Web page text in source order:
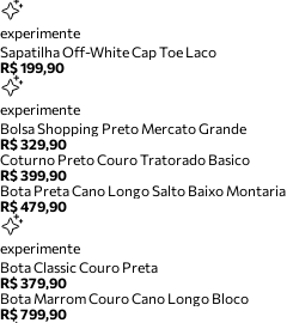
experimente
Sapatilha Off-White Cap Toe Laco
R$ 199,90
experimente
Bolsa Shopping Preto Mercato Grande
R$ 329,90
Coturno Preto Couro Tratorado Basico
R$ 399,90
Bota Preta Cano Longo Salto Baixo Montaria
R$ 479,90
experimente
Bota Classic Couro Preta
R$ 379,90
Bota Marrom Couro Cano Longo Bloco
R$ 799,90